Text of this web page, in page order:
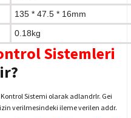
135 * 47.5 * 16mm
0.18kg
Sistemleri
Sistemi olarak adlandrlr. Gei
verilmesindeki ileme verilen addr.